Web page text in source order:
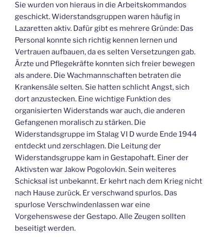
Sie wurden von hieraus in die Arbeitskommandos
geschickt. Widerstandsgruppen waren häufig in
Lazaretten aktiv. Dafür gibt es mehrere Gründe: Das
Personal konnte sich richtig kennen lernen und
Vertrauen aufbauen, da es selten Versetzungen gab.
Ärzte und Pflegekräfte konnten sich freier bewegen
als andere. Die Wachmannschaften betraten die
Krankensäle selten. Sie hatten schlicht Angst, sich
dort anzustecken. Eine wichtige Funktion des
organisierten Widerstands war auch, die anderen
Gefangenen moralisch zu stärken. Die
Widerstandsgruppe im Stalag VI D wurde Ende 1944
entdeckt und zerschlagen. Die Leitung der
Widerstandsgruppe kam in Gestapohaft. Einer der
Aktivsten war Jakow Pogolovkin. Sein weiteres
Schicksal ist unbekannt. Er kehrt nach dem Krieg nicht
nach Hause zurück. Er verschwand spurlos. Das
spurlose Verschwindenlassen war eine
Vorgehenswese der Gestapo. Alle Zeugen sollten
beseitigt werden.